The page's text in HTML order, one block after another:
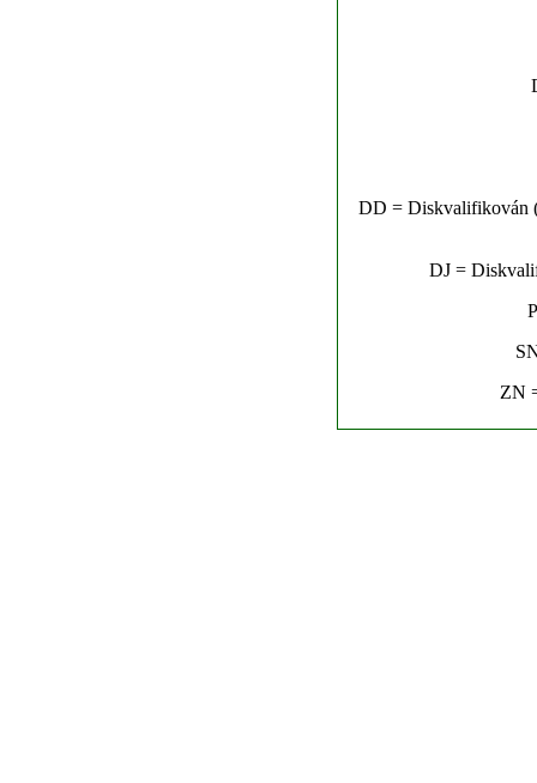
DD = Diskvalifikován
DJ =
ZN